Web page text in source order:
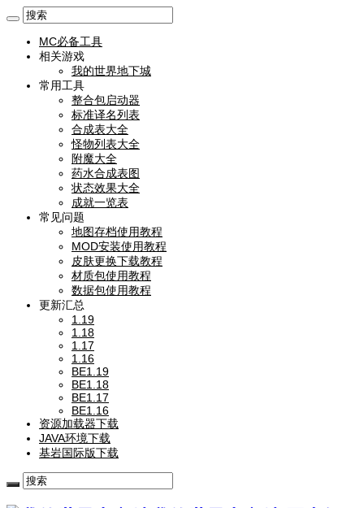
MC必备工具
相关游戏
我的世界地下城
常用工具
整合包启动器
标准译名列表
合成表大全
怪物列表大全
附魔大全
药水合成表图
状态效果大全
成就一览表
常见问题
地图存档使用教程
MOD安装使用教程
皮肤更换下载教程
材质包使用教程
数据包使用教程
更新汇总
1.19
1.18
1.17
1.16
BE1.19
BE1.18
BE1.17
BE1.16
资源加载器下载
JAVA环境下载
基岩国际版下载